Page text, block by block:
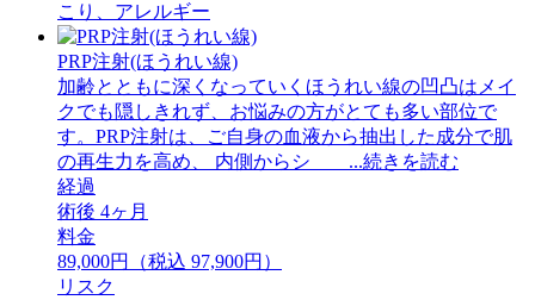
こり、アレルギー
PRP注射(ほうれい線)
加齢とともに深くなっていくほうれい線の凹凸はメイ
クでも隠しきれず、お悩みの方がとても多い部位で
す。PRP注射は、ご自身の血液から抽出した成分で肌
の再生力を高め、 内側からシ ...続きを読む
経過
術後 4ヶ月
料金
89,000円（税込 97,900円）
リスク